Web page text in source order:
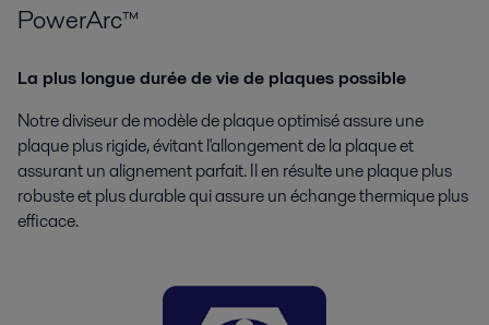
PowerArc™
La plus longue durée de vie de plaques possible
Notre diviseur de modèle de plaque optimisé assure une
plaque plus rigide, évitant l'allongement de la plaque et
assurant un alignement parfait. Il en résulte une plaque plus
robuste et plus durable qui assure un échange thermique plus
efficace.